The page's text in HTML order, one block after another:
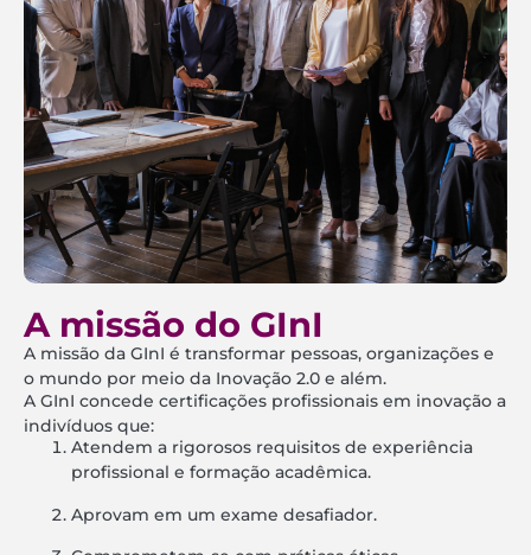
A missão do GInI
A missão da GInI é transformar pessoas, organizações e
o mundo por meio da Inovação 2.0 e além.
A GInI concede certificações profissionais em inovação a
indivíduos que:
Atendem a rigorosos requisitos de experiência
profissional e formação acadêmica.
Aprovam em um exame desafiador.